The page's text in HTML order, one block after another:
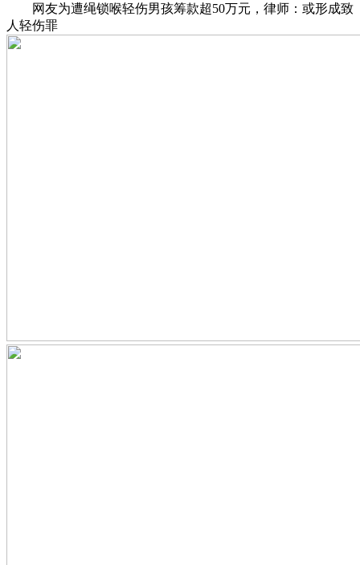
网友为遭绳锁喉轻伤男孩筹款超50万元，律师：或形成致
人轻伤罪